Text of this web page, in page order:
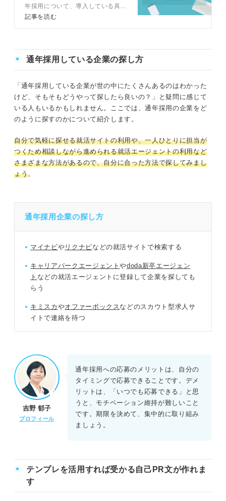
年採用について、導入している具体
的な企業の紹介はもちろん、通年採
選考対策の方法も解説しているの
で、ぜひ参考にしてくださいね。
記事を読む
通年採用している企業の探し方
「通年採用している企業が世の中にたくさんあるのはわかった
けど、そもそもどうやって探したら良いの？」と疑問に感じて
いる人もいるかもしれません。ここでは、通年採用の企業をど
のように探すのかについて紹介します。
自分で気軽に探せる就活サイトの利用や、一人ひとりに担当が
つくため相談しながら進められる就活エージェントの利用など
さまざまな方法があるので、自分に合った方法で探してみまし
ょう。
通年採用企業の探し方
マイナビや リクナビなどの就活サイトで検索する
キャリアパークエージェントやdoda新卒エージェン
ト などの就活エージェントに登録して企業を探しても
らう
キミスカ やオファーボックス などのスカウト型求人サ
イトで連絡を待つ
吉野 郁子
プロフィール
通年採用への応募のメリットは、自分の
タイミングで応募できることです。デメ
リットは、「いつでも応募できる」と思
うと、モチベーション維持が難しいこと
です。期限を決めて、集中的に取り組み
ましょう。
テンプレを活用すれば受かる自己PR文が作れま
す